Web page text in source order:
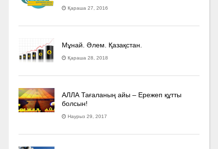
Қараша 27, 2016
Мұнай. Әлем. Қазақстан.
Қараша 28, 2018
АЛЛА Тағаланың айы – Ережеп құтты
болсын!
Наурыз 29, 2017